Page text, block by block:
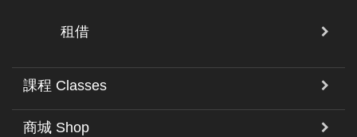
租借
課程 Classes
商城 Shop